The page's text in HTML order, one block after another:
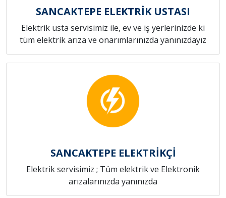
SANCAKTEPE ELEKTRİK USTASI
Elektrik usta servisimiz ile, ev ve iş yerlerinizde ki
tüm elektrik arıza ve onarımlarınızda yanınızdayız
SANCAKTEPE ELEKTRİKÇİ
Elektrik servisimiz ; Tüm elektrik ve Elektronik
arızalarınızda yanınızda